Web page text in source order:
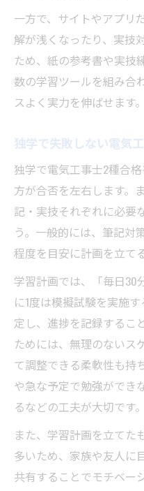
一方で、サイトやアプリ
解が浅くなったり、実技
ため、紙の参考書や実技
数の学習ツールを組み合
スよく実力を伸ばせます。
独学で失敗しない電気
独学で電気工事士2種合
方が合否を左右します。
記・実技それぞれに必要
う。一般的には、筆記対
程度を目安に計画を立て
学習計画では、「毎日30
に1度は模擬試験を実施
定し、進捗を記録するこ
ためには、無理のないス
て調整できる柔軟性も持
や急な予定で勉強ができ
るなどの工夫が大切です。
また、学習計画を立てた
多いため、家族や友人に
共有することでモチベー